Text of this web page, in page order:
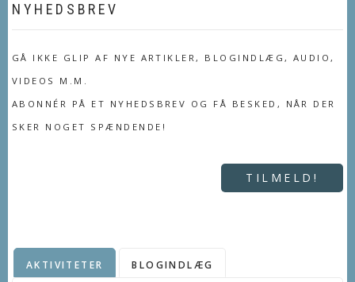
NYHEDSBREV
GÅ IKKE GLIP AF NYE ARTIKLER, BLOGINDLÆG, AUDIO,
VIDEOS M.M.
ABONNÉR PÅ ET NYHEDSBREV OG FÅ BESKED, NÅR DER
SKER NOGET SPÆNDENDE!
TILMELD!
AKTIVITETER BLOGINDLÆG